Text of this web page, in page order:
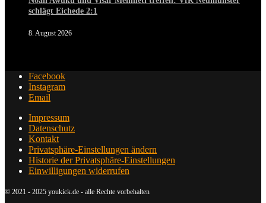
schlägt Eichede 2:1
8. August 2026
Facebook
Instagram
Email
Impressum
Datenschutz
Kontakt
Privatsphäre-Einstellungen ändern
Historie der Privatsphäre-Einstellungen
Einwilligungen widerrufen
© 2021 - 2025 youkick.de - alle Rechte vorbehalten